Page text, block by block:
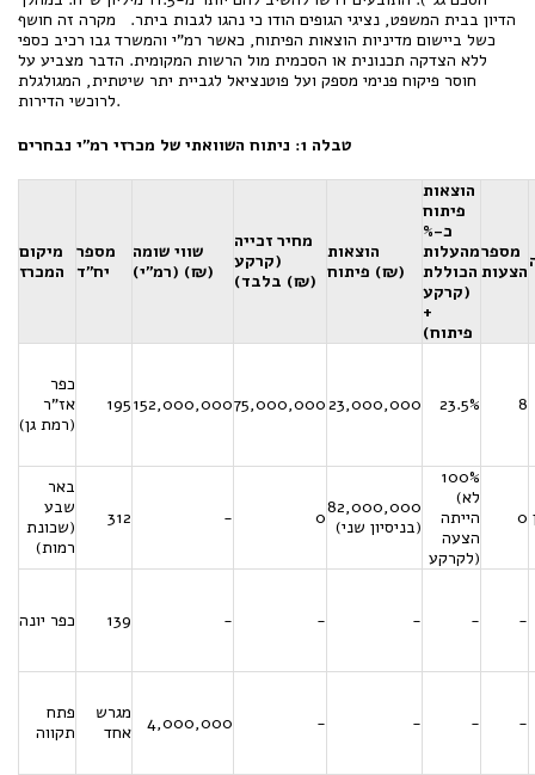
הדיון בבית המשפט, נציגי הגופים הודו כי נהגו לגבות ביתר. מקרה זה חושף
כשל ביישום מדיניות הוצאות הפיתוח, כאשר רמ"י והמשרד גבו רכיב כספי
ללא הצדקה תכנונית או הסכמית מול הרשות המקומית. הדבר מצביע על
חוסר פיקוח פנימי מספק ועל פוטנציאל לגביית יתר שיטתית, המגולגלת
לרוכשי הדירות.
טבלה 1: ניתוח השוואתי של מכרזי רמ"י נבחרים
מיקום
המכרז
מספר
יח"ד
שווי שומה
(רמ"י) (₪)
מחיר זכייה
(קרקע
בלבד) (₪)
הוצאות
פיתוח (₪)
הוצאות
פיתוח
כ-%
מהעלות
הכוללת
(קרקע
+
פיתוח)
מספר
הצעות
כפר
אז"ר
(רמת גן)
195152,000,00075,000,00023,000,000 23.5% 8
באר
שבע
(שכונת
רמות)
312 - 082,000,000
(בניסיון שני)
100%
(לא
הייתה
הצעה
לקרקע)
0
כפר יונה 139 - - - - -
פתח
תקווה
מגרש
אחד
4,000,000 - - - -